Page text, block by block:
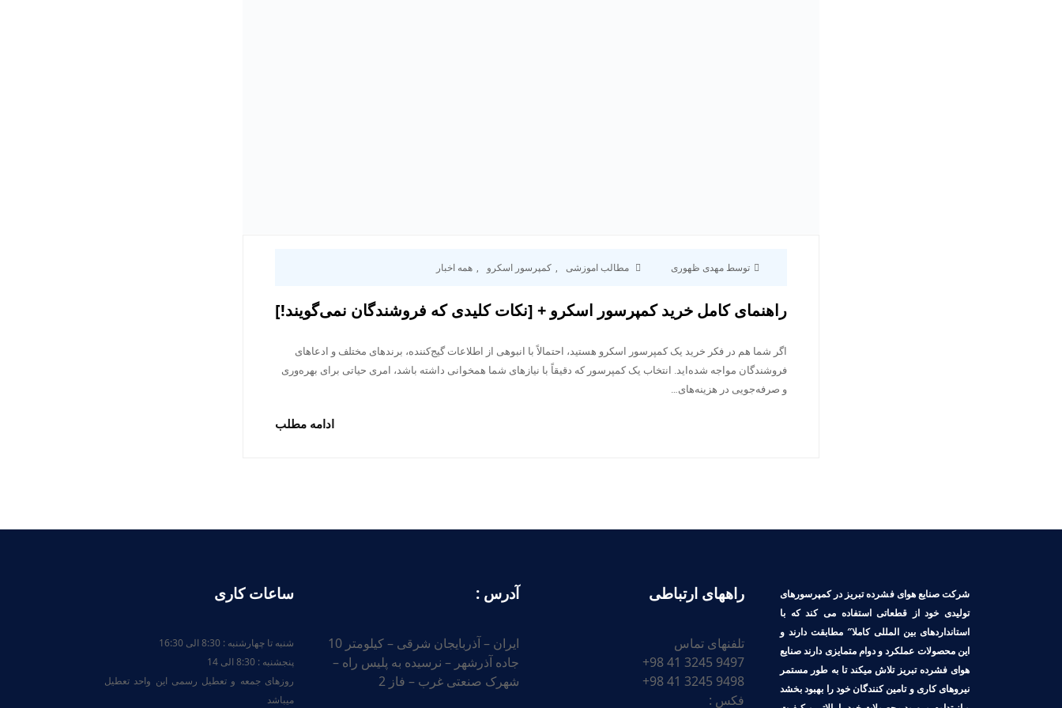
توسط مهدی ظهوری مطالب اموزشی , کمپرسور اسکرو , همه اخبار
راهنمای کامل خرید کمپرسور اسکرو + [نکات کلیدی که فروشندگان نمی‌گویند!]
اگر شما هم در فکر خرید یک کمپرسور اسکرو هستید، احتمالاً با انبوهی از اطلاعات گیج‌کننده، برندهای مختلف و ادعاهای
فروشندگان مواجه شده‌اید. انتخاب یک کمپرسور که دقیقاً با نیازهای شما همخوانی داشته باشد، امری حیاتی برای بهره‌وری
و صرفه‌جویی در هزینه‌های…
ادامه مطلب
شرکت صنایع هوای فشرده تبریز در کمپرسورهای
تولیدی خود از قطعاتی استفاده می کند که با
استانداردهای بین المللی کاملا″ مطابقت دارند و
این محصولات عملکرد و دوام متمایزی دارند صنایع
هوای فشرده تبریز تلاش میکند تا به طور مستمر
نیروهای کاری و تامین کنندگان خود را بهبود بخشد
راههای ارتباطی
تلفنهای تماس
9497 3245 41 98+
9498 3245 41 98+
فکس :
آدرس :
ایران – آذربایجان شرقی – کیلومتر 10
جاده آذرشهر – نرسیده به پلیس راه –
شهرک صنعتی غرب – فاز 2
ساعات کاری
شنبه تا چهارشنبه : 8:30 الی 16:30
پنجشنبه : 8:30 الی 14
روزهای جمعه و تعطیل رسمی این واحد تعطیل
میباشد